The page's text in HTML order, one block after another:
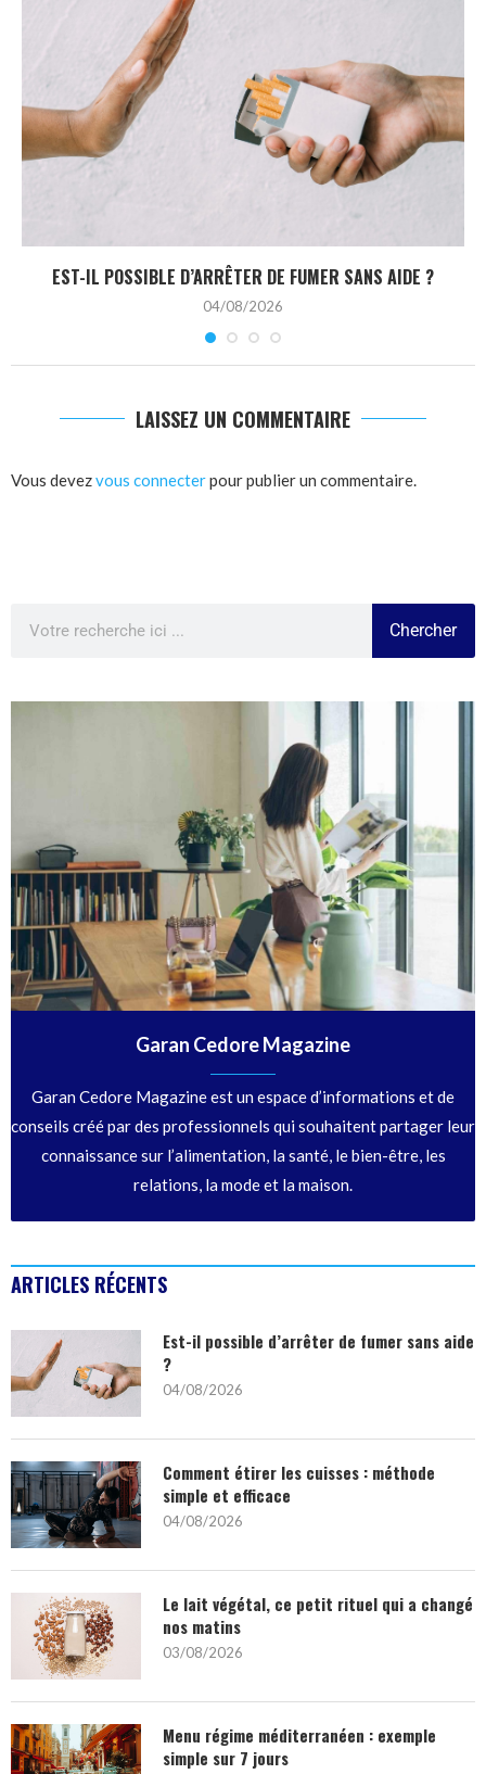
EST-IL POSSIBLE D’ARRÊTER DE FUMER SANS AIDE ?
04/08/2026
LAISSEZ UN COMMENTAIRE
Vous devezvous connecterpour publier un commentaire.
Chercher
Garan Cedore Magazine
Garan Cedore Magazine est un espace d’informations et de
conseils créé par des professionnels qui souhaitent partager leur
connaissance sur l’alimentation, la santé, le bien-être, les
relations, la mode et la maison.
ARTICLES RÉCENTS
Est-il possible d’arrêter de fumer sans aide
?
04/08/2026
Comment étirer les cuisses : méthode
simple et efficace
04/08/2026
Le lait végétal, ce petit rituel qui a changé
nos matins
03/08/2026
Menu régime méditerranéen : exemple
simple sur 7 jours